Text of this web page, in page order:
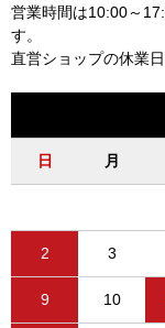
営業時間は10:00～
す。
直営ショップの休業
日 月
2 3
9 10